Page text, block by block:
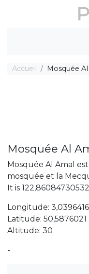
Accueil Mosquée
Mosquée Al
Mosquée Al Amal
mosquée et la
It is
Longitude: 3,0396416
Latitude: 50,5876021
Altitude: 30
-